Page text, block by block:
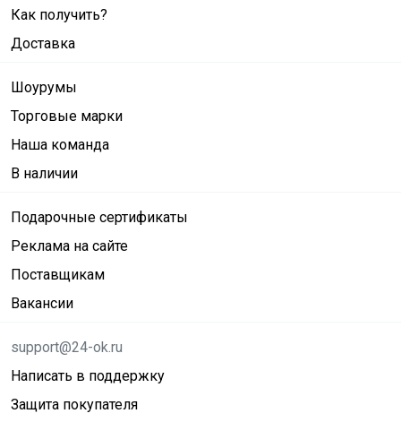
Как получить?
Доставка
Шоурумы
Торговые марки
Наша команда
В наличии
Подарочные сертификаты
Реклама на сайте
Поставщикам
Вакансии
support@24-ok.ru
Написать в поддержку
Защита покупателя